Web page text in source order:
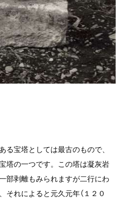
る宝塔としては最古のもので、
塔の一つです。この塔は凝灰岩
部剥離もみられますが二行にわ
それによると元久元年（１２０